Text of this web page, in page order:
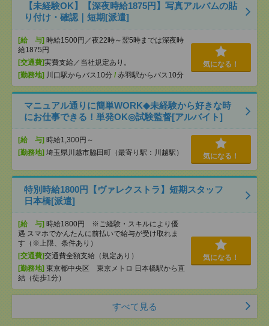
【未経験OK】【深夜時給1875円】写真アルバムの貼
り付け・確認｜短期[派遣]
[給 与] 時給1500円／夜22時～翌5時までは深夜時
給1875円
[交通費]実費支給／当社規定あり。
[勤務地] 川口駅からバス10分 / 赤羽駅からバス10分
気になる！
マニュアル通りに簡単WORK◆未経験から好きな時
にお仕事できる！単発OK◎試験監督[アルバイト]
[給 与] 時給1,300円～
[勤務地] 埼玉県川越市脇田町（最寄り駅：川越駅） 気になる！
特別時給1800円【ヴァレクストラ】短期スタッフ
日本橋[派遣]
[給 与] 時給1800円 ※ご経験・スキルにより優
遇 スマホでかんたんに前払いで給与が受け取れま
す（※上限、条件あり）
[交通費]交通費全額支給（規定あり）
[勤務地] 東京都中央区 東京メトロ 日本橋駅から直
結（徒歩1分）
気になる！
すべて見る